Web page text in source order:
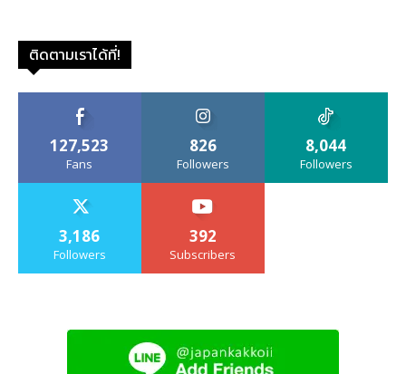
ติดตามเราได้ที่!
127,523
Fans
826
Followers
8,044
Followers
3,186
Followers
392
Subscribers